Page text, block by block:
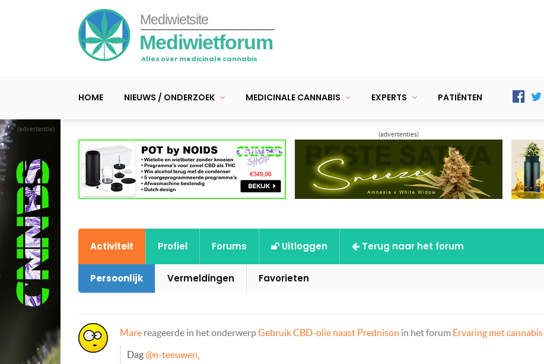
(advertentie)
Mediwietsite
Mediwietforum
Alles over medicinale cannabis
HOME NIEUWS / ONDERZOEK MEDICINALE CANNABIS EXPERTS PATIËNTEN
(advertenties)
Activiteit Profiel Forums Uitloggen Terug naar het forum
Persoonlijk Vermeldingen Favorieten
Mare reageerde in het onderwerpGebruik CBD-olie naast Prednison in het forum Ervaring met cannabis
Dag@n-teeuwen